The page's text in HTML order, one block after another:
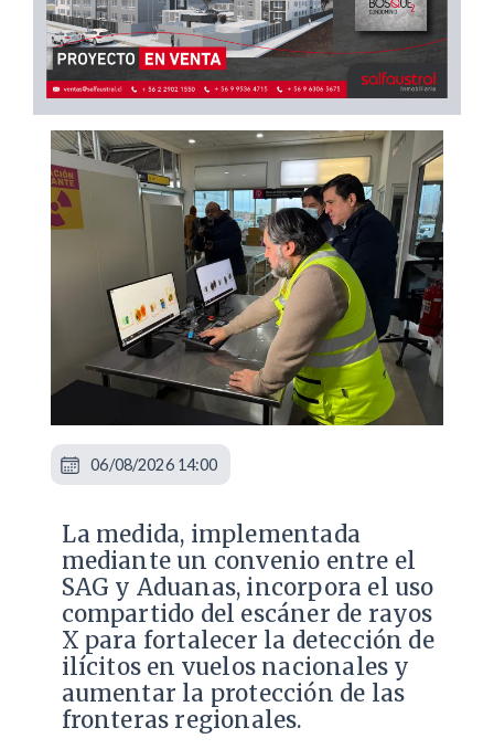
La medida, implementada
mediante un convenio entre el
SAG y Aduanas, incorpora el uso
compartido del escáner de rayos
X para fortalecer la detección de
ilícitos en vuelos nacionales y
aumentar la protección de las
fronteras regionales.
06/08/2026 14:00